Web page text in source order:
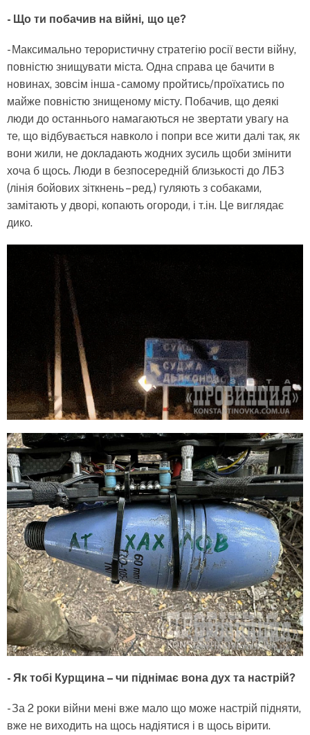
- Що ти побачив на війні, що це?
- Максимально терористичну стратегію росії вести війну,
повністю знищувати міста. Одна справа це бачити в
новинах, зовсім інша - самому пройтись/проїхатись по
майже повністю знищеному місту. Побачив, що деякі
люди до останнього намагаються не звертати увагу на
те, що відбувається навколо і попри все жити далі так, як
вони жили, не докладають жодних зусиль щоби змінити
хоча б щось. Люди в безпосередній близькості до ЛБЗ
(лінія бойових зіткнень – ред.) гуляють з собаками,
замітають у дворі, копають огороди, і т.ін. Це виглядає
дико.
- Як тобі Курщина – чи піднімає вона дух та настрій?
- За 2 роки війни мені вже мало що може настрій підняти,
вже не виходить на щось надіятися і в щось вірити.